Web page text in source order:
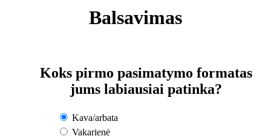
Balsavimas
Koks pirmo pasimatymo formatas
jums labiausiai patinka?
Kava/arbata
Vakarienė